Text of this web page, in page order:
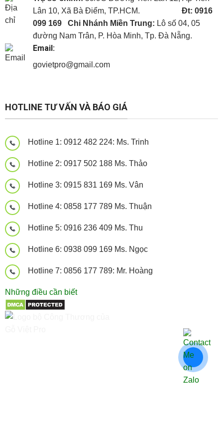
Lân 10, Xã Bà Điểm, TP.HCM.
Đt: 0916
099 169
Chi Nhánh Miền Trung: Lô số 04, 05
đường Nam Trân, P. Hòa Minh, Tp. Đà Nẵng.
Email:
govietpro@gmail.com
HOTLINE TƯ VẤN VÀ BÁO GIÁ
Hotline 1: 0912 482 224: Ms. Trinh
Hotline 2: 0917 502 188 Ms. Thảo
Hotline 3: 0915 831 169 Ms. Vân
Hotline 4: 0858 177 789 Ms. Thuận
Hotline 5: 0916 236 409 Ms. Thu
Hotline 6: 0938 099 169 Ms. Ngọc
Hotline 7: 0856 177 789: Mr. Hoàng
Những điều cần biết